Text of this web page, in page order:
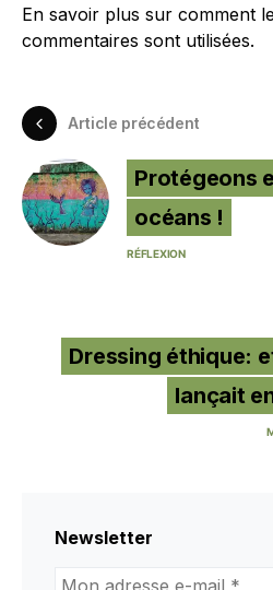
En savoir plus sur comment
commentaires sont utilisées.
Article précédent
Protégeons
océans !
RÉFLEXION
Dressing éthique:
lançait
Newsletter